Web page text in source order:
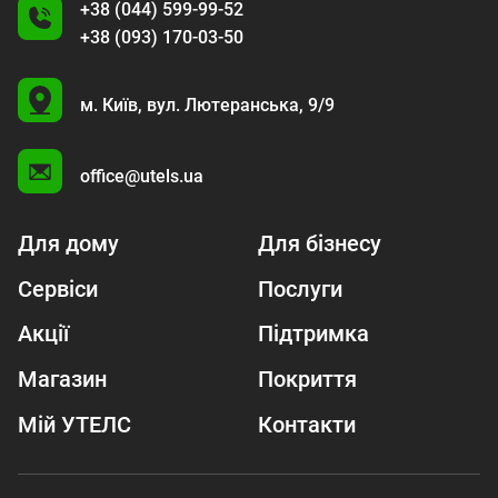
+38 (044) 599-99-52
+38 (093) 170-03-50
U
м. Київ, вул. Лютеранська, 9/9
office@utels.ua
Для дому
Для бізнесу
Сервіси
Послуги
Акції
Підтримка
Магазин
Покриття
Мій УТЕЛС
Контакти